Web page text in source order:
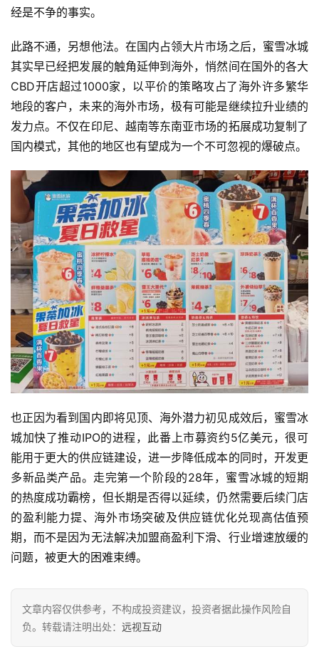
经是不争的事实。
此路不通，另想他法。在国内占领大片市场之后，蜜雪冰城
其实早已经把发展的触角延伸到海外，悄然间在国外的各大
CBD开店超过1000家，以平价的策略攻占了海外许多繁华
地段的客户，未来的海外市场，极有可能是继续拉升业绩的
发力点。不仅在印尼、越南等东南亚市场的拓展成功复制了
国内模式，其他的地区也有望成为一个不可忽视的爆破点。
也正因为看到国内即将见顶、海外潜力初见成效后，蜜雪冰
城加快了推动IPO的进程，此番上市募资约5亿美元，很可
能用于更大的供应链建设，进一步降低成本的同时，开发更
多新品类产品。走完第一个阶段的28年，蜜雪冰城的短期
的热度成功霸榜，但长期是否得以延续，仍然需要后续门店
的盈利能力提、海外市场突破及供应链优化兑现高估值预
期，而不是因为无法解决加盟商盈利下滑、行业增速放缓的
问题，被更大的困难束缚。
文章内容仅供参考，不构成投资建议，投资者据此操作风险自
负。转载请注明出处： 远视互动